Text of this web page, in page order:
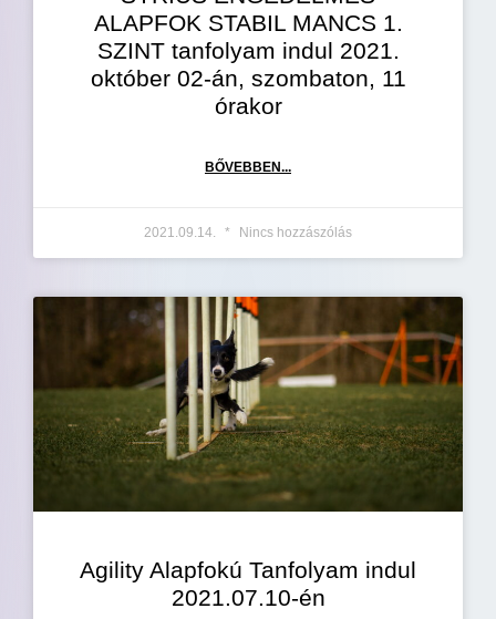
ALAPFOK STABIL MANCS 1.
SZINT tanfolyam indul 2021.
október 02-án, szombaton, 11
órakor
BŐVEBBEN...
2021.09.14. Nincs hozzászólás
Agility Alapfokú Tanfolyam indul
2021.07.10-én